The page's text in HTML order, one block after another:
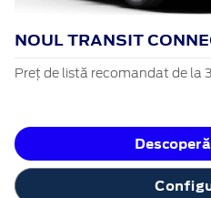
NOUL TRANSIT
Preț de listă recomandat de la